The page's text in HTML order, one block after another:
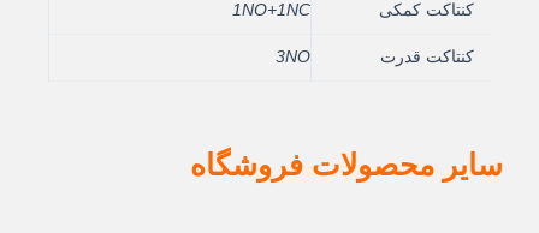
کنتاکت کمکی 1NO+1NC
کنتاکت قدرت 3NO
سایر محصولات فروشگاه